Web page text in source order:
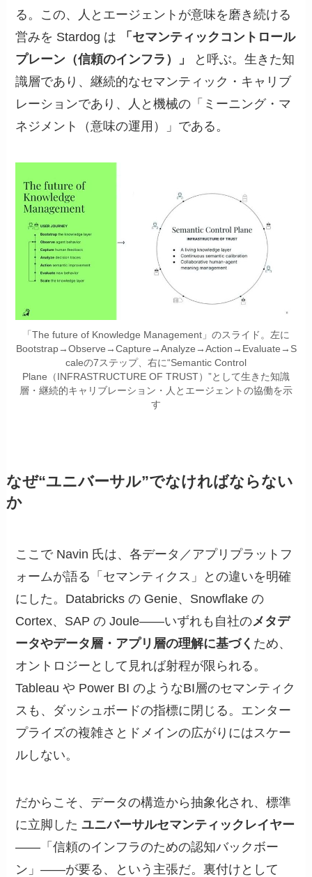
る。この、人とエージェントが意味を磨き続ける
営みを Stardog は
「セマンティックコントロール
プレーン（信頼のインフラ）」
と呼ぶ。生きた知
識層であり、継続的なセマンティック・キャリブ
レーションであり、人と機械の「ミーニング・マ
ネジメント（意味の運用）」である。
「The future of Knowledge Management」のスライド。左に
Bootstrap→Observe→Capture→Analyze→Action→Evaluate→S
caleの7ステップ、右に“Semantic Control
Plane（INFRASTRUCTURE OF TRUST）”として生きた知識
層・継続的キャリブレーション・人とエージェントの協働を示
す
なぜ“ユニバーサル”でなければならない
か
ここで Navin 氏は、各データ／アプリプラットフ
ォームが語る「セマンティクス」との違いを明確
にした。Databricks の Genie、Snowflake の
Cortex、SAP の Joule——いずれも自社のメタデ
ータやデータ層・アプリ層の理解に基づく ため、
オントロジーとして見れば射程が限られる。
Tableau や Power BI のようなBI層のセマンティク
スも、ダッシュボードの指標に閉じる。エンター
プライズの複雑さとドメインの広がりにはスケー
ルしない。
だからこそ、データの構造から抽象化され、標準
に立脚したユニバーサルセマンティックレイヤー
——「信頼のインフラのための認知バックボー
ン」——が要る、という主張だ。裏付けとして